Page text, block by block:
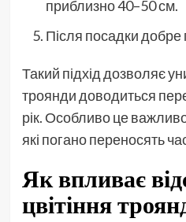
приблизно 40–50 см.
Після посадки добре
Такий підхід дозволяє
троянди доводиться
рік. Особливо це
які погано переносять
Як впливає
цвітіння